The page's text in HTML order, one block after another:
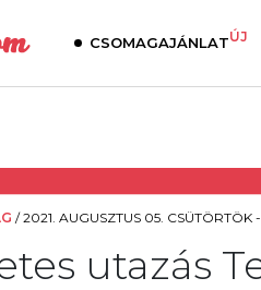
CSOMAGAJÁNLATÚJ
/2021. AUGUSZTUS 05. CSÜTÖRTÖK
utazás